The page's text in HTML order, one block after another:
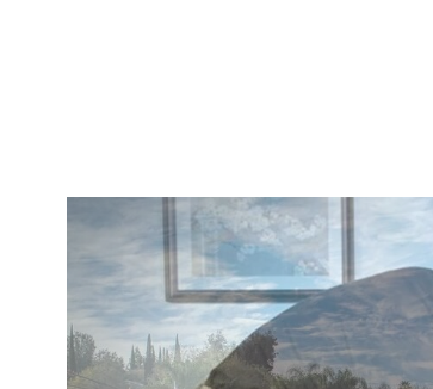
Company
photo
1